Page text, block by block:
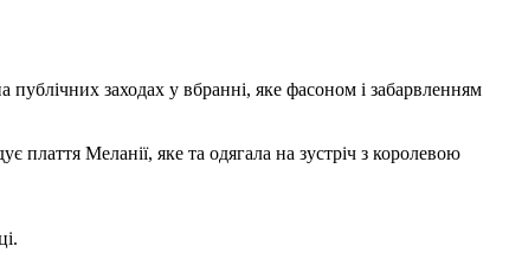
заходах у вбранні, яке фасоном і забарвленням
плаття Меланії, яке та одягала на зустріч з королевою